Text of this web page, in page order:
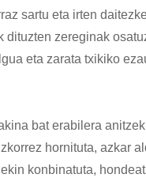
sartu eta irten
zereginak
eta zarata txikiko
bat erabilera
hornituta, azkar
konbinatuta,